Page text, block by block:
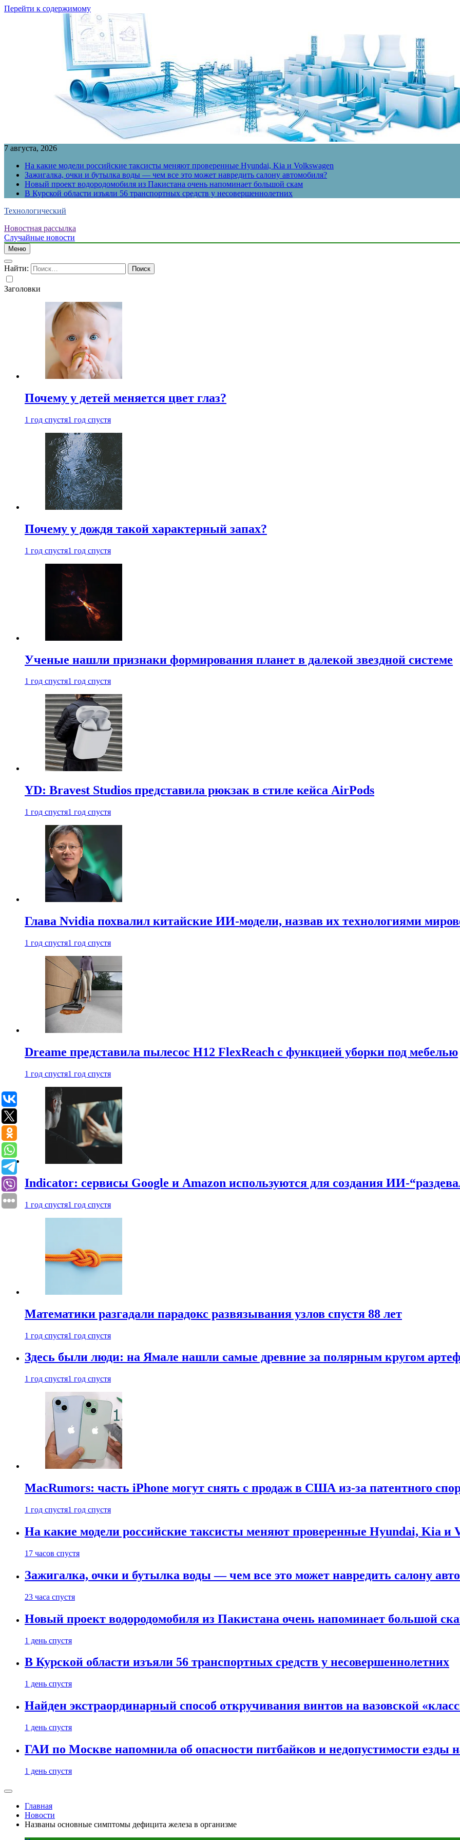
Перейти к содержимому
7 августа, 2026
На какие модели российские таксисты меняют проверенные Hyundai, Kia и Volkswagen
Зажигалка, очки и бутылка воды — чем все это может навредить салону автомобиля?
Новый проект водородомобиля из Пакистана очень напоминает большой скам
В Курской области изъяли 56 транспортных средств у несовершеннолетних
Технологический
Новостная рассылка
Случайные новости
Меню
Найти:
Заголовки
Почему у детей меняется цвет глаз?
1 год спустя1 год спустя
Почему у дождя такой характерный запах?
1 год спустя1 год спустя
Ученые нашли признаки формирования планет в далекой звездной системе
1 год спустя1 год спустя
YD: Bravest Studios представила рюкзак в стиле кейса AirPods
1 год спустя1 год спустя
Глава Nvidia похвалил китайские ИИ-модели, назвав их технологиями
1 год спустя1 год спустя
Dreame представила пылесос H12 FlexReach с функцией уборки под мебелью
1 год спустя1 год спустя
Indicator: сервисы Google и Amazon используются для создания ИИ-
1 год спустя1 год спустя
Математики разгадали парадокс развязывания узлов спустя 88 лет
1 год спустя1 год спустя
Здесь были люди: на Ямале нашли самые древние за полярным кругом
1 год спустя1 год спустя
MacRumors: часть iPhone могут снять с продаж в США из-за патентного
1 год спустя1 год спустя
На какие модели российские таксисты меняют проверенные Hyundai, Kia и
17 часов спустя
Зажигалка, очки и бутылка воды — чем все это может навредить салону
23 часа спустя
Новый проект водородомобиля из Пакистана очень напоминает большой
1 день спустя
В Курской области изъяли 56 транспортных средств у несовершеннолетних
1 день спустя
Найден экстраординарный способ откручивания винтов на вазовской
1 день спустя
ГАИ по Москве напомнила об опасности питбайков и недопустимости езды
1 день спустя
Главная
Новости
Названы основные симптомы дефицита железа в организме